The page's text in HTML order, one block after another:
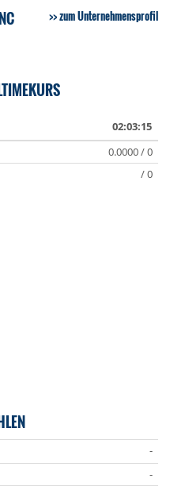
zum Unternehmensprofil
02:03:15
0.0000 / 0
/ 0
-
-